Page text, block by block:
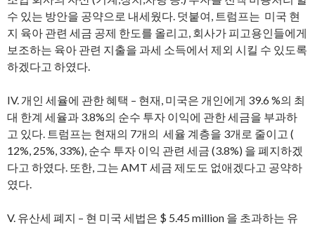
수 있는 방안을 공약으로 내세웠다. 덧붙여, 트럼프는 미국 현
지 육아 관련 세금 공제 한도를 올리고, 회사가 피고용인들에게
보조하는 육아 관련 지출을 과세 소득에서 제외 시킬 수 있도록
하겠다고 하였다.
IV. 개인 세율에 관한 혜택 – 현재, 미국은 개인에게 39.6 %의 최
대 한계 세율과 3.8%의 순수 투자 이익에 관한 세금을 부과하
고 있다. 트럼프는 현재의 7개의 세율 계층을 3개로 줄이고 (
12%, 25%, 33%), 순수 투자 이익 관련 세금 (3.8%) 을 폐지하겠
다고 하였다. 또한, 그는 AMT 세금 제도도 없애겠다고 공약하
였다.
V. 유산세 폐지 – 현 미국 세법은 $ 5.45 million 을 초과하는 유